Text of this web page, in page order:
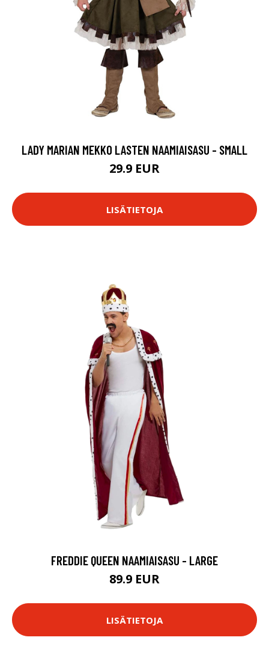
LADY MARIAN MEKKO LASTEN NAAMIAISASU - SMALL
29.9 EUR
LISÄTIETOJA
FREDDIE QUEEN NAAMIAISASU - LARGE
89.9 EUR
LISÄTIETOJA